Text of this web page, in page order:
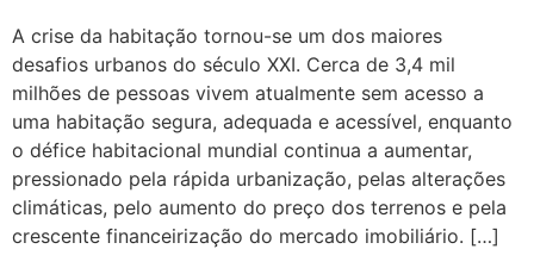
A crise da habitação tornou-se um dos maiores
desafios urbanos do século XXI. Cerca de 3,4 mil
milhões de pessoas vivem atualmente sem acesso a
uma habitação segura, adequada e acessível, enquanto
o défice habitacional mundial continua a aumentar,
pressionado pela rápida urbanização, pelas alterações
climáticas, pelo aumento do preço dos terrenos e pela
crescente financeirização do mercado imobiliário. […]